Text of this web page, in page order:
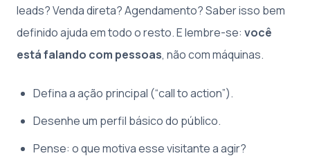
leads? Venda direta? Agendamento? Saber isso bem
definido ajuda em todo o resto. E lembre-se: você
está falando com pessoas, não com máquinas.
Defina a ação principal (“call to action”).
Desenhe um perfil básico do público.
Pense: o que motiva esse visitante a agir?